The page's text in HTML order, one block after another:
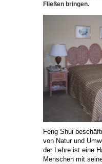
Fließen bringen.
Feng Shui
von Natur und
der Lehre ist eine
Menschen mit